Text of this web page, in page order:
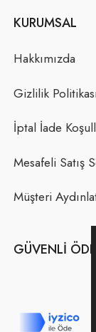
KURUMSAL
Hakkımızda
Gizlilik
İptal İade
Mesafeli Satış
Müşteri
GÜVENLI